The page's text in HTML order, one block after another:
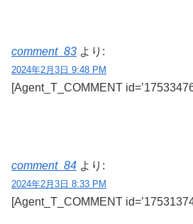
comment_83 より:
2024年2月3日 9:48 PM
[Agent_T_COMMENT
comment_84 より:
2024年2月3日 8:33 PM
[Agent_T_COMMENT